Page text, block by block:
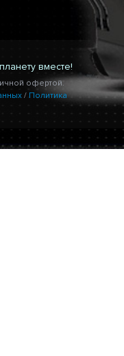
вместе!
офертой.
/ Политика